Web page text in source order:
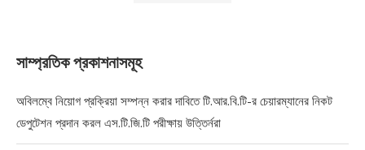
সাম্প্রতিক প্রকাশনাসমূহ
অবিলম্বে নিয়োগ প্রক্রিয়া সম্পন্ন করার দাবিতে টি.আর.বি.টি-র চেয়ারম্যানের নিকট
ডেপুটেশন প্রদান করল এস.টি.জি.টি পরীক্ষায় উত্তির্নরা